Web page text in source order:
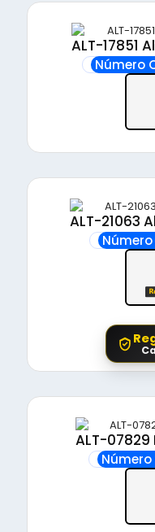
ALT-17851
Número
ALT-21063
Número
ALT-
Número